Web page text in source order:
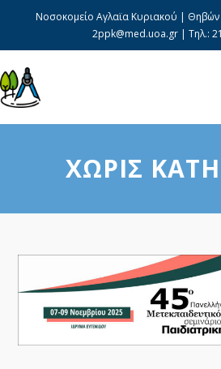
content
Νοσοκομείο Αγλαϊα Κυριακού | Θηβών
2ppk@med.uoa.gr| Τηλ.:
ΧΩΡΊΣ